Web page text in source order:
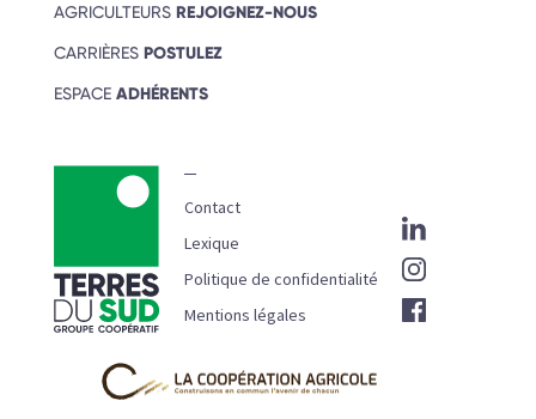
Contact
Lexique
Politique de confidentialité
Mentions légales
AGRICULTEURS REJOIGNEZ-NOUS
CARRIÈRES POSTULEZ
ESPACE ADHÉRENTS